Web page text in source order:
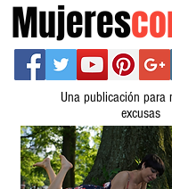
Mujeres
Una publicación para
excusas